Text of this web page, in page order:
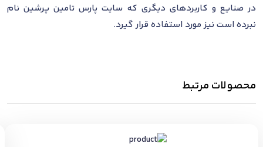
در صنایع و کاربردهای دیگری که سایت پارس تامین پرشین نام
نبرده است نیز مورد استفاده قرار گیرد.
محصولات مرتبط